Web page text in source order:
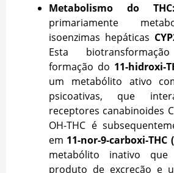
Metabolismo do THC:
primariamente
isoenzimas hepáticas
Esta
formação do 11-hidroxi-
um metabólito ativo
psicoativas, que
receptores canabinoides
OH-THC é
em 11-nor-9-carboxi-THC
metabólito inativo
produto de excreção e